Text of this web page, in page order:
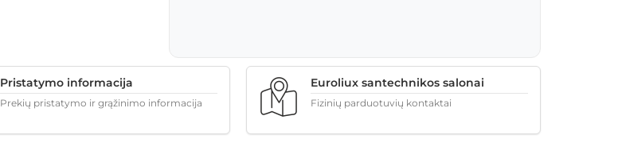
Pristatymo informacija
Prekių pristatymo ir grąžinimo informacija
Euroliux santechnikos salonai
Fizinių parduotuvių kontaktai